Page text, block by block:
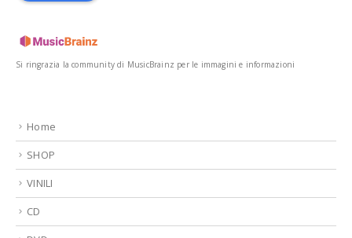
Si ringrazia la community di MusicBrainz per le immagini e informazioni
Home
SHOP
VINILI
CD